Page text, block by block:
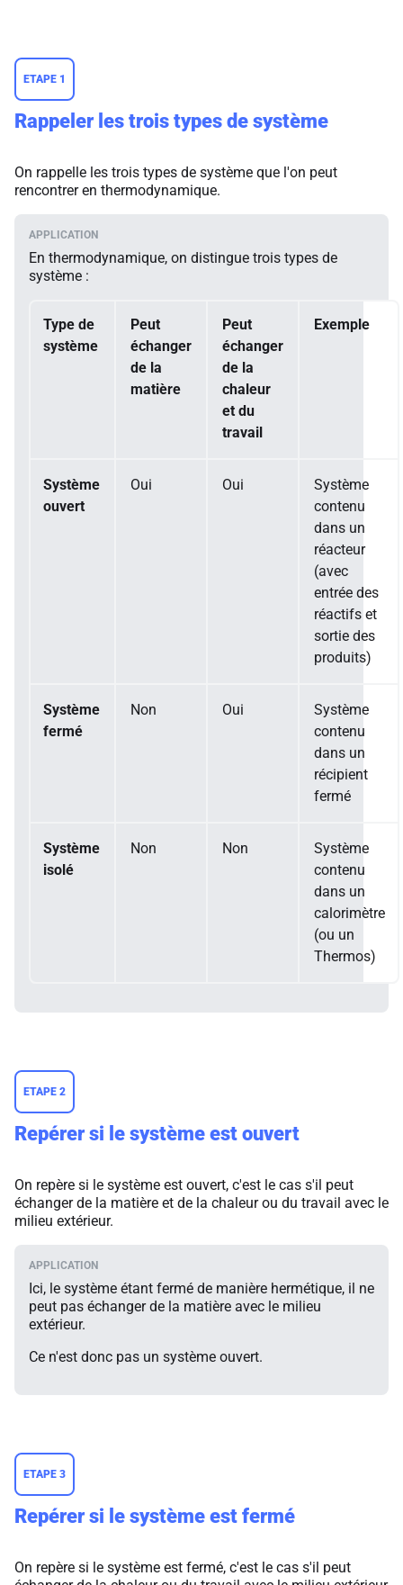
ETAPE 1
Rappeler les trois types de système
On rappelle les trois types de système que l'on peut
rencontrer en thermodynamique.
En thermodynamique, on distingue trois types de
système :
Type de
système
Peut
échanger
de la
matière
Peut
échanger
de la
chaleur
et du
travail
Exemple
Système
ouvert
Oui Oui
Système
contenu
dans un
réacteur
(avec
entrée des
réactifs et
sortie des
produits)
Système
fermé
Non Oui
Système
contenu
dans un
récipient
fermé
Système
isolé
Non Non
Système
contenu
dans un
calorimètre
(ou un
Thermos)
ETAPE 2
Repérer si le système est ouvert
On repère si le système est ouvert, c'est le cas s'il peut
échanger de la matière et de la chaleur ou du travail avec le
milieu extérieur.
Ici, le système étant fermé de manière hermétique, il ne
peut pas échanger de la matière avec le milieu
extérieur.
Ce n'est donc pas un système ouvert.
ETAPE 3
Repérer si le système est fermé
On repère si le système est fermé, c'est le cas s'il peut